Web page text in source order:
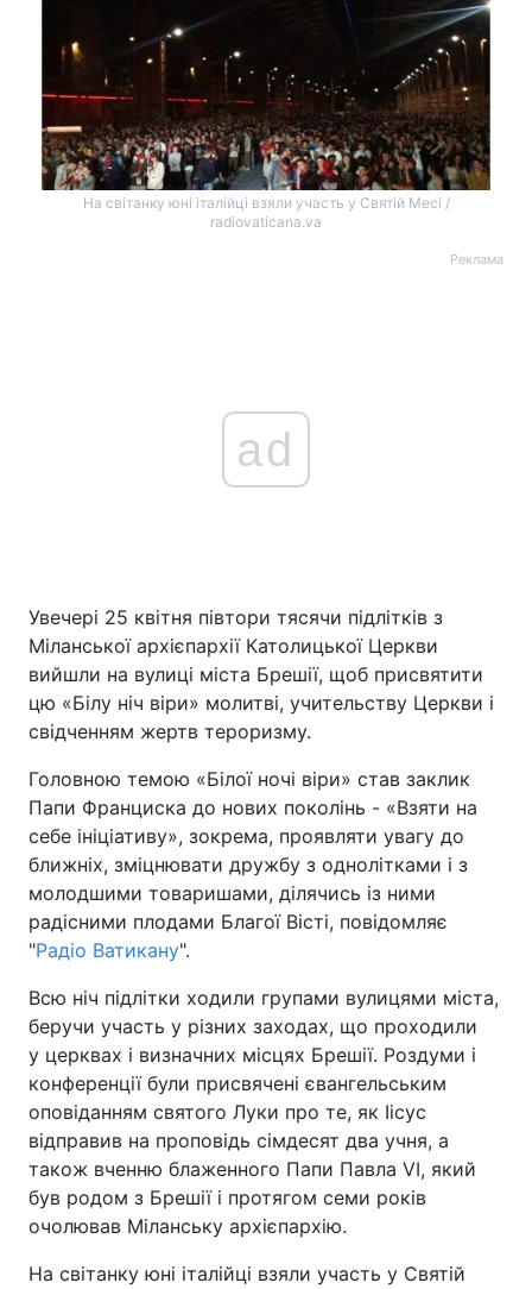
На світанку юні італійці взяли участь у Святій Месі /
radiovaticana.va
Реклама
ad
Увечері 25 квітня півтори тясячи підлітків з
Міланської архієпархії Католицької Церкви
вийшли на вулиці міста Брешії, щоб присвятити
цю «Білу ніч віри» молитві, учительству Церкви і
свідченням жертв тероризму.
Головною темою «Білої ночі віри» став заклик
Папи Франциска до нових поколінь - «Взяти на
себе ініціативу», зокрема, проявляти увагу до
ближніх, зміцнювати дружбу з однолітками і з
молодшими товаришами, ділячись із ними
радісними плодами Благої Вісті, повідомляє
"Радіо Ватикану".
Всю ніч підлітки ходили групами вулицями міста,
беручи участь у різних заходах, що проходили
у церквах і визначних місцях Брешії. Роздуми і
конференції були присвячені євангельським
оповіданням святого Луки про те, як Іісус
відправив на проповідь сімдесят два учня, а
також вченню блаженного Папи Павла VI, який
був родом з Брешії і протягом семи років
очолював Міланську архієпархію.
На світанку юні італійці взяли участь у Святій